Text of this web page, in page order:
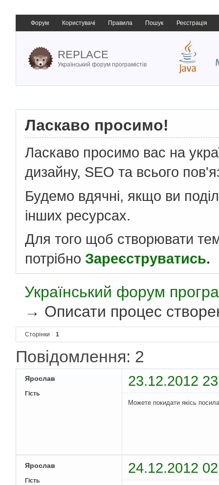
Форум Користувачі Правила Пошук Реєстрація
REPLACE
Український форум програмістів
Ласкаво просимо!
Ласкаво просимо вас на
дизайну, SEO та всього
Будемо вдячні, якщо ви
інших ресурсах.
Для того щоб створювати
потрібно Зареєструватись.
Український форум
→ Описати процес
Сторінки 1
Повідомлення: 2
Ярослав 23.12.2012
Гість
Можете покидати якісь
Ярослав 24.12.2012
Гість